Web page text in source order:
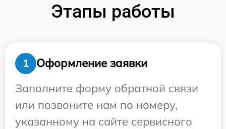
Этапы работы
1
Оформление заявки
Заполните форму обратной связи
или позвоните нам по номеру,
указанному на сайте сервисного